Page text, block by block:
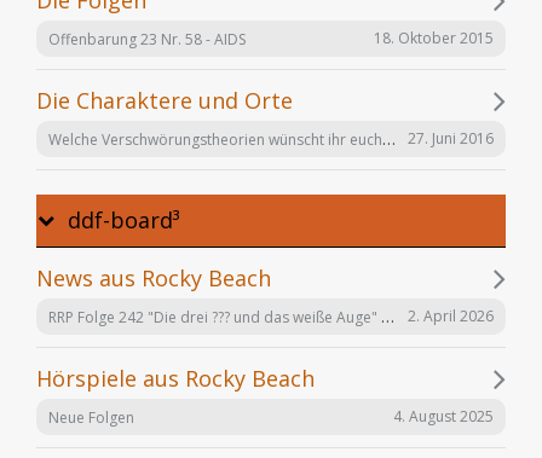
Offenbarung 23 Nr. 58 - AIDS 18. Oktober 2015
Die Charaktere und Orte
Welche Verschwörungstheorien wünscht ihr euch noch in der Serie "Offenbarung 23"? 27. Juni 2016
ddf-board³
News aus Rocky Beach
RRP Folge 242 "Die drei ??? und das weiße Auge" am 02.12. in Karlsruhe 2. April 2026
Hörspiele aus Rocky Beach
Neue Folgen 4. August 2025